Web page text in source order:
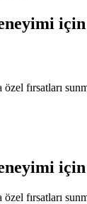
için
özel fırsatları
için
özel fırsatları